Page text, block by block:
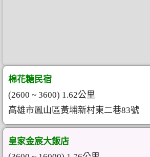
棉花糖民宿
(2600 ~ 3600) 1.62公里
高雄市鳳山區黃埔新村東二巷83號
皇家金宸大飯店